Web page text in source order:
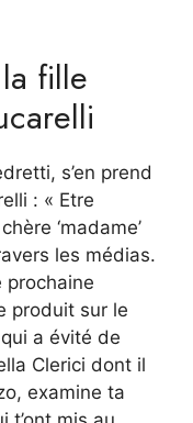
fille
s’en prend
: « Etre
‘madame’
les médias.
prochaine
produit sur le
a évité de
Clerici dont il
examine ta